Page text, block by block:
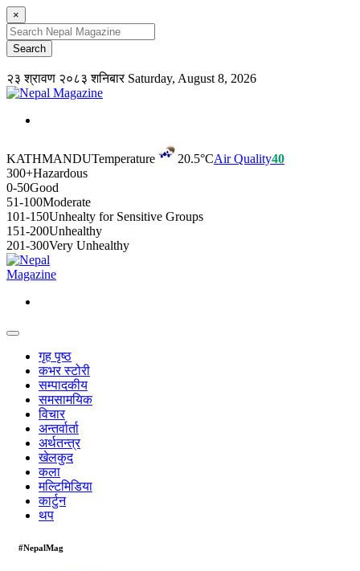
×
२३ श्रावण २०८३ शनिबारSaturday, August 8, 2026
KATHMANDUTemperature 20.5°CAir Quality40
300+Hazardous
0-50Good
51-100Moderate
101-150Unhealty for Sensitive Groups
151-200Unhealthy
201-300Very Unhealthy
गृह पृष्ठ
कभर स्टोरी
सम्पादकीय
समसामयिक
विचार
अन्तर्वार्ता
अर्थतन्त्र
खेलकुद
कला
मल्टिमिडिया
कार्टुन
थप
#NepalMag